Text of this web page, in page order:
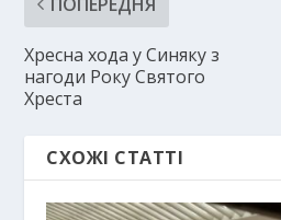
Хресна хода у Синяку з
нагоди Року Святого
Хреста
СХОЖІ СТАТТІ